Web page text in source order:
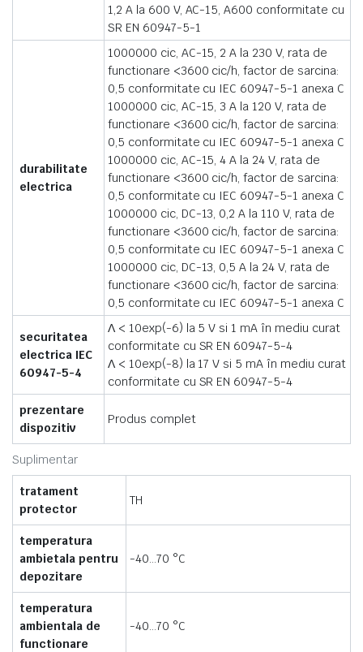
Suplimentar
1,2 A la 600 V, AC-15, A600 conformitate cu
SR EN 60947-5-1
durabilitate
electrica
1000000 cic, AC-15, 2 A la 230 V, rata de
functionare <3600 cic/h, factor de sarcina:
0,5 conformitate cu IEC 60947-5-1 anexa C
1000000 cic, AC-15, 3 A la 120 V, rata de
functionare <3600 cic/h, factor de sarcina:
0,5 conformitate cu IEC 60947-5-1 anexa C
1000000 cic, AC-15, 4 A la 24 V, rata de
functionare <3600 cic/h, factor de sarcina:
0,5 conformitate cu IEC 60947-5-1 anexa C
1000000 cic, DC-13, 0,2 A la 110 V, rata de
functionare <3600 cic/h, factor de sarcina:
0,5 conformitate cu IEC 60947-5-1 anexa C
1000000 cic, DC-13, 0,5 A la 24 V, rata de
functionare <3600 cic/h, factor de sarcina:
0,5 conformitate cu IEC 60947-5-1 anexa C
securitatea
electrica IEC
60947-5-4
Λ < 10exp(-6) la 5 V si 1 mA în mediu curat
conformitate cu SR EN 60947-5-4
Λ < 10exp(-8) la 17 V si 5 mA în mediu curat
conformitate cu SR EN 60947-5-4
prezentare
dispozitiv
Produs complet
tratament
protector
TH
temperatura
ambietala pentru
depozitare
-40…70 °C
temperatura
ambientala de
functionare
-40…70 °C